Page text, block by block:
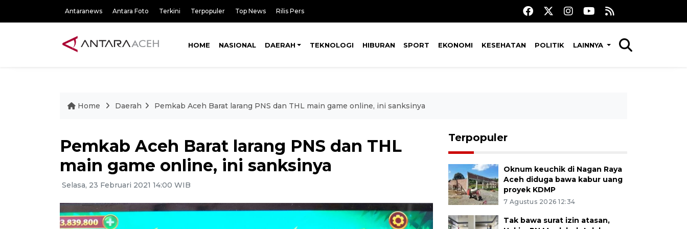
Antaranews Antara Foto Terkini Terpopuler Top News Rilis Pers
HOME NASIONAL DAERAH TEKNOLOGI HIBURAN SPORT EKONOMI KESEHATAN POLITIK LAINNYA
Home Daerah Pemkab Aceh Barat larang PNS dan THL main game online, ini sanksinya
Pemkab Aceh Barat larang PNS dan THL
main game online, ini sanksinya
Selasa, 23 Februari 2021 14:00 WIB
Terpopuler
Oknum keuchik di Nagan Raya
Aceh diduga bawa kabur uang
proyek KDMP
7 Agustus 2026 12:34
Tak bawa surat izin atasan,